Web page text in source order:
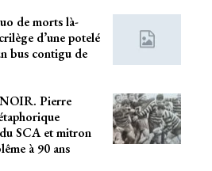
de morts là-
d’une potelé
bus contigu de
Pierre
SCA et mitron
à 90 ans